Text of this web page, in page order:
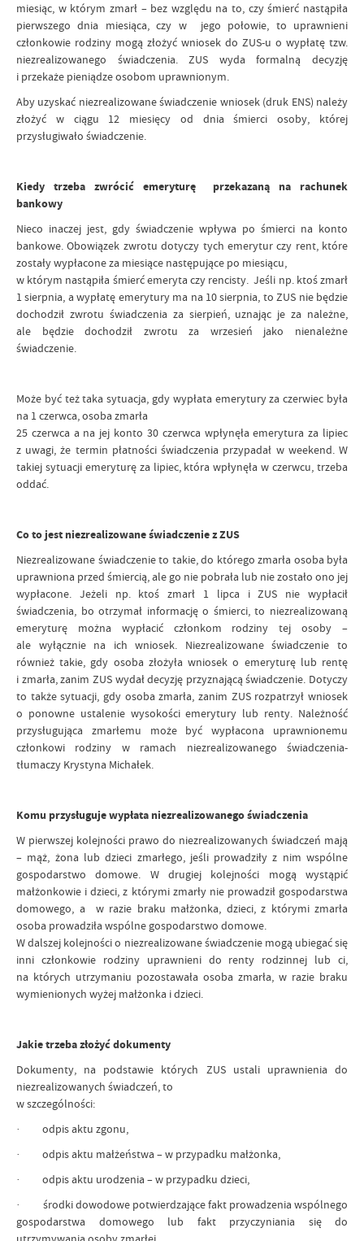
miesiąc, w którym zmarł – bez względu na to, czy śmierć nastąpiła
pierwszego dnia miesiąca, czy w jego połowie, to uprawnieni
członkowie rodziny mogą złożyć wniosek do ZUS-u o wypłatę tzw.
niezrealizowanego świadczenia. ZUS wyda formalną decyzję
i przekaże pieniądze osobom uprawnionym.
Aby uzyskać niezrealizowane świadczenie wniosek (druk ENS) należy
złożyć w ciągu 12 miesięcy od dnia śmierci osoby, której
przysługiwało świadczenie.
Kiedy trzeba zwrócić emeryturę przekazaną na rachunek
bankowy
Nieco inaczej jest, gdy świadczenie wpływa po śmierci na konto
bankowe. Obowiązek zwrotu dotyczy tych emerytur czy rent, które
zostały wypłacone za miesiące następujące po miesiącu,
w którym nastąpiła śmierć emeryta czy rencisty. Jeśli np. ktoś zmarł
1 sierpnia, a wypłatę emerytury ma na 10 sierpnia, to ZUS nie będzie
dochodził zwrotu świadczenia za sierpień, uznając je za należne,
ale będzie dochodził zwrotu za wrzesień jako nienależne
świadczenie.
Może być też taka sytuacja, gdy wypłata emerytury za czerwiec była
na 1 czerwca, osoba zmarła
25 czerwca a na jej konto 30 czerwca wpłynęła emerytura za lipiec
z uwagi, że termin płatności świadczenia przypadał w weekend. W
takiej sytuacji emeryturę za lipiec, która wpłynęła w czerwcu, trzeba
oddać.
Co to jest niezrealizowane świadczenie z ZUS
Niezrealizowane świadczenie to takie, do którego zmarła osoba była
uprawniona przed śmiercią, ale go nie pobrała lub nie zostało ono jej
wypłacone. Jeżeli np. ktoś zmarł 1 lipca i ZUS nie wypłacił
świadczenia, bo otrzymał informację o śmierci, to niezrealizowaną
emeryturę można wypłacić członkom rodziny tej osoby –
ale wyłącznie na ich wniosek. Niezrealizowane świadczenie to
również takie, gdy osoba złożyła wniosek o emeryturę lub rentę
i zmarła, zanim ZUS wydał decyzję przyznającą świadczenie. Dotyczy
to także sytuacji, gdy osoba zmarła, zanim ZUS rozpatrzył wniosek
o ponowne ustalenie wysokości emerytury lub renty. Należność
przysługująca zmarłemu może być wypłacona uprawnionemu
członkowi rodziny w ramach niezrealizowanego świadczenia-
tłumaczy Krystyna Michałek.
Komu przysługuje wypłata niezrealizowanego świadczenia
W pierwszej kolejności prawo do niezrealizowanych świadczeń mają
– mąż, żona lub dzieci zmarłego, jeśli prowadziły z nim wspólne
gospodarstwo domowe. W drugiej kolejności mogą wystąpić
małżonkowie i dzieci, z którymi zmarły nie prowadził gospodarstwa
domowego, a w razie braku małżonka, dzieci, z którymi zmarła
osoba prowadziła wspólne gospodarstwo domowe.
W dalszej kolejności o niezrealizowane świadczenie mogą ubiegać się
inni członkowie rodziny uprawnieni do renty rodzinnej lub ci,
na których utrzymaniu pozostawała osoba zmarła, w razie braku
wymienionych wyżej małżonka i dzieci.
Jakie trzeba złożyć dokumenty
Dokumenty, na podstawie których ZUS ustali uprawnienia do
niezrealizowanych świadczeń, to
w szczególności:
· odpis aktu zgonu,
· odpis aktu małżeństwa – w przypadku małżonka,
· odpis aktu urodzenia – w przypadku dzieci,
· środki dowodowe potwierdzające fakt prowadzenia wspólnego
gospodarstwa domowego lub fakt przyczyniania się do